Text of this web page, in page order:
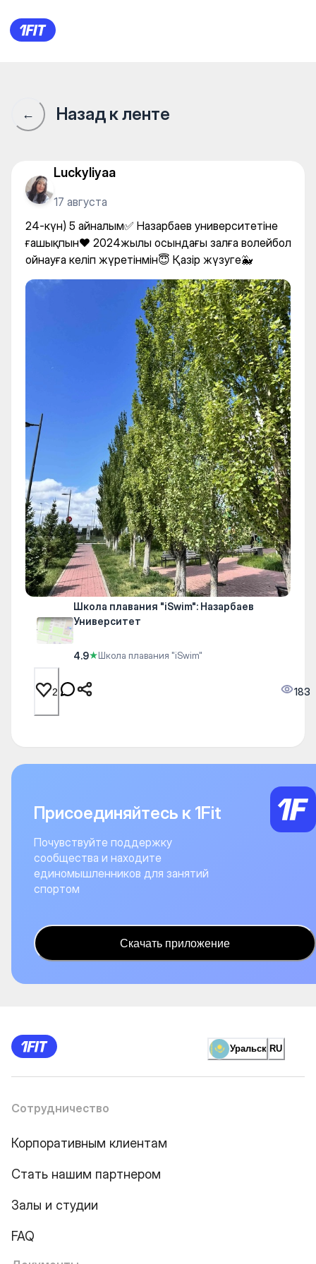
Школа плавания "iSwim":
← Назад к ленте
Luckyliyaa
17 августа
24-күн) 5 айналым✅ Назарбаев университетіне
ғашықпын❤️ 2024жылы осындағы залға волейбол
ойнауға келіп жүретінмін😇 Қазір жүзуге🐳
Школа плавания "iSwim": Назарбаев
Университет
4.9★Школа плавания "iSwim"
2 183
Присоединяйтесь к 1Fit
Почувствуйте поддержку
сообщества и находите
единомышленников для занятий
спортом
Скачать приложение
Уральск RU
Сотрудничество
Корпоративным клиентам
Стать нашим партнером
Залы и студии
FAQ